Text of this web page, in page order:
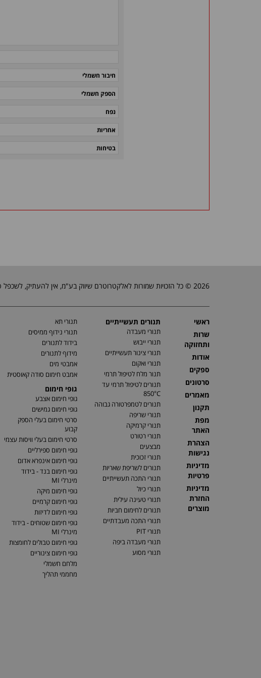
חיבור חשמלי
הספק חשמלי
נפח
אחריות
בטיחות
2026 © כל הזכויות שמורות לאלקטרוטרם שיווק בע"מ, אין להעתיק, לשכפל טקסטים, תמונות וכל חומר אחר באתר זה ללא אישור בעלי החברה.
ראשי
שרות
ותחזוקה
אודות
ספקים
סרטונים
מאמרים
תקנון
מפת
האתר
הצהרת
נגישות
מדיניות
פרטיות
מדיניות
החזרת
מוצרים
תנורים תעשייתיים
תנורי מעבדה
תנורי ייבוש
תנורי צינור תעשייתיים
תנורי ואקום
תנור מלח לטיפול תרמי
תנורים לטיפול תרמי עד
850°C
תנורים לטמפרטורה גבוהה
תנורי שריפה
תנורי קרמיקה
תנורי רטורט
מבצעים
תנורי זכוכית
תנורים לשריפת שאריות
תנורי התכה תעשייתיים
תנורי כיול
תנורי טעינה עילית
תנורים לחימום חביות
תנורי התכה מעבדתיים
תנורי PIT
תנורי מעבדה ביפה
תנורי מסוע
תנורי תא
תנורי נידוף ממיסים
בידוד לתנורים
מידוף לתנורים
אמבטי מים
אמבט חימום סודה קאוסטית
גופי חימום
גופי חימום אצבע
גופי חימום גמישים
סרטי חימום בעלי הספק
קבוע
סרטי חימום בעלי וויסות עצמי
גופי חימום ספירליים
גופי חימום אינפרא אדום
גופי חימום בנד - בידוד
מינרלי MI
גופי חימום מיקה
גופי חימום קרמיים
גופי חימום לדיזות
גופי חימום שטוחים - בידוד
מינרלי MI
גופי חימום טבולים לחומצות
גופי חימום צינוריים
מלחם חשמלי
מחממי תהליך